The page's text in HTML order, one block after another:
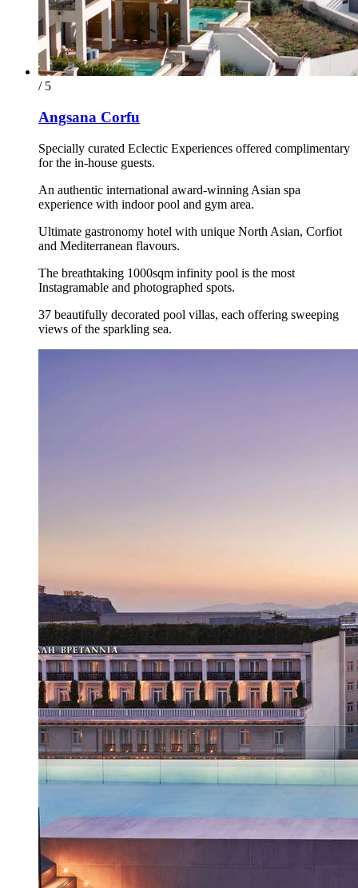
/ 5
Angsana Corfu
Specially curated Eclectic Experiences offered complimentary
for the in-house guests.
An authentic international award-winning Asian spa
experience with indoor pool and gym area.
Ultimate gastronomy hotel with unique North Asian, Corfiot
and Mediterranean flavours.
The breathtaking 1000sqm infinity pool is the most
Instagramable and photographed spots.
37 beautifully decorated pool villas, each offering sweeping
views of the sparkling sea.